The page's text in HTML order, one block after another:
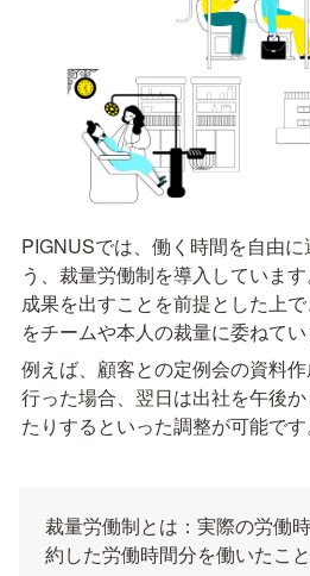
PIGNUSでは、働く時間を自由
う、裁量労働制を導入しています
成果を出すことを前提とした上
をチームや本人の裁量に委ねてい
例えば、顧客との定例会の資料
行った場合、翌日は出社を午後
たりするといった調整が可能です
裁量労働制とは：実際の労働
約した労働時間分を働いたこと